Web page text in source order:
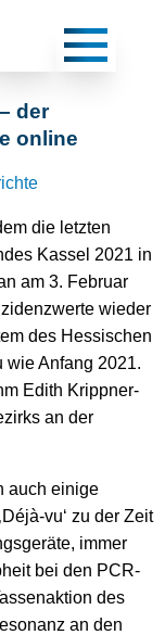
der
online
die letzten
Kassel 2021 in
am 3. Februar
wieder
des Hessischen
wie Anfang 2021.
Edith Krippner-
an der
auch einige
vu‘ zu der Zeit
immer
bei den PCR-
des
an den